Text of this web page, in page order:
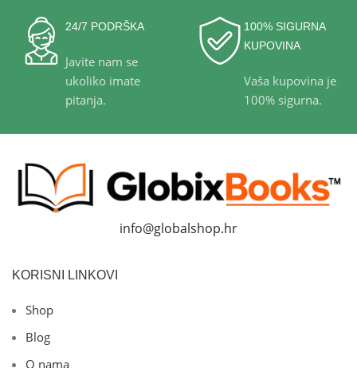
24/7 PODRŠKA
Javite nam se
ukoliko imate
pitanja.
100% SIGURNA
KUPOVINA
Vaša kupovina je
100% sigurna.
info@globalshop.hr
KORISNI LINKOVI
Shop
Blog
O nama